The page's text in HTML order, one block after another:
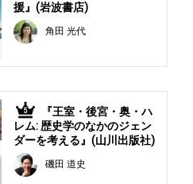
援』(岩波書店)
角田 光代
5
『王室・後宮・奥・ハ
レム: 歴史学のなかのジェン
ダーを考える』(山川出版社)
磯田 道史